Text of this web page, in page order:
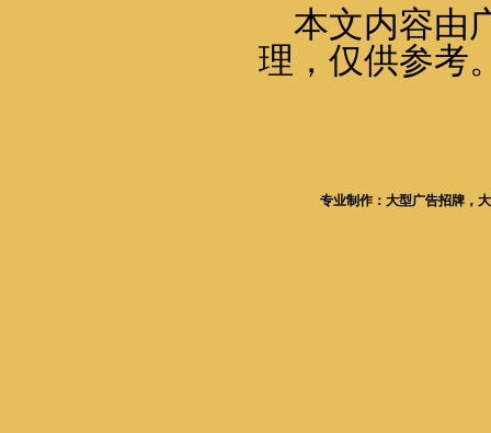
本文内容由
理，仅供参考
专业制作：大型广告招牌，